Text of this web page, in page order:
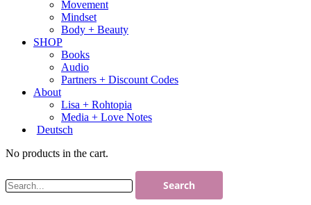
Movement
Mindset
Body + Beauty
SHOP
Books
Audio
Partners + Discount Codes
About
Lisa + Rohtopia
Media + Love Notes
Deutsch
No products in the cart.